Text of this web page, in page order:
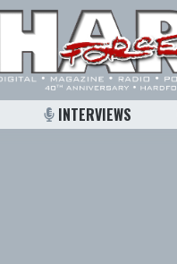
INTERVIEWS